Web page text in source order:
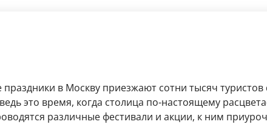
в Москву приезжают сотни тысяч туристов
это время, когда столица по-настоящему
различные фестивали и акции, к ним